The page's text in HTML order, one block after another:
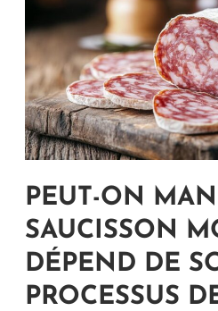
PEUT-ON
SAUCISSON
DÉPEND DE
PROCESSUS